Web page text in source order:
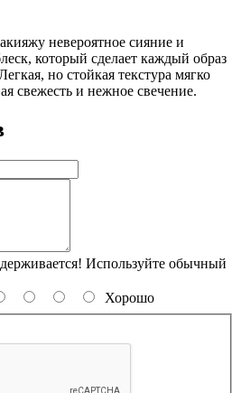
невероятное сияние и
который сделает каждый образ
но стойкая текстура мягко
свежесть и нежное свечение.
Используйте обычный
Хорошо